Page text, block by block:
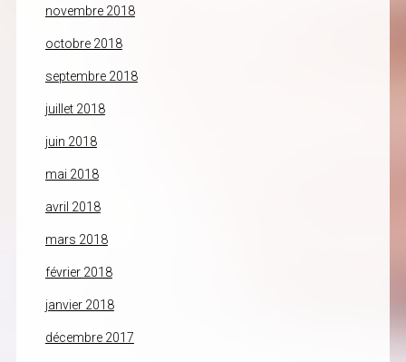
novembre 2018
octobre 2018
septembre 2018
juillet 2018
juin 2018
mai 2018
avril 2018
mars 2018
février 2018
janvier 2018
décembre 2017